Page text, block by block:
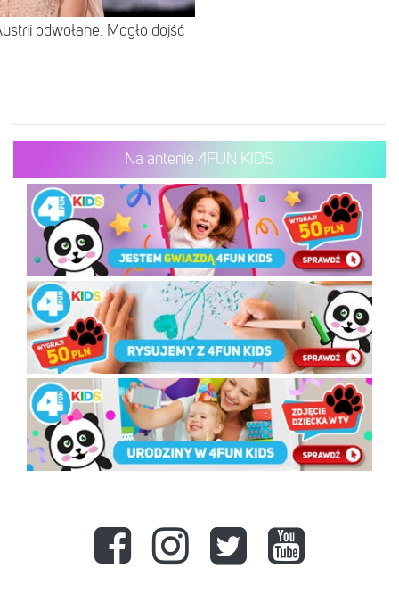
odwołane. Mogło dojść
Na antenie 4FUN KIDS